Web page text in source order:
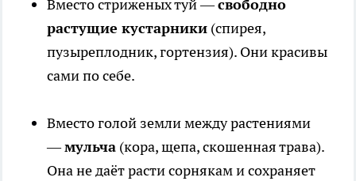
Вместо стриженых туй —свободно
растущие кустарники (спирея,
пузыреплодник, гортензия). Они красивы
сами по себе.
Вместо голой земли между растениями
—мульча (кора, щепа, скошенная трава).
Она не даёт расти сорнякам и сохраняет